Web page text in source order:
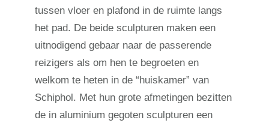
tussen vloer en plafond in de ruimte langs
het pad. De beide sculpturen maken een
uitnodigend gebaar naar de passerende
reizigers als om hen te begroeten en
welkom te heten in de “huiskamer” van
Schiphol. Met hun grote afmetingen bezitten
de in aluminium gegoten sculpturen een